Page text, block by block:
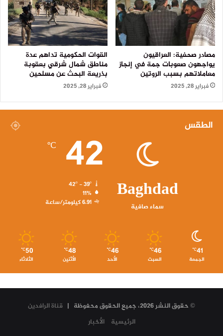
مصادر صحفية: العراقيون
يواجهون صعوبات جمة في إنجاز
معاملاتهم بسبب الروتين
فبراير 28, 2025
القوات الحكومية تداهم عدة
مناطق شمال شرقي بعقوبة
بذريعة البحث عن مسلحين
فبراير 28, 2025
الطقس
Baghdad
سماء صافية
42
℃
42º - 39º
11%
6.91 كيلومتر/ساعة
41
℃
الجمعة
46
℃
السبت
46
℃
الأحد
48
℃
الأثنين
50
℃
الثلاثاء
© حقوق النشر 2026، جميع الحقوق محفوظة |
قناة الرافدين
الرئيسية
الأخبار